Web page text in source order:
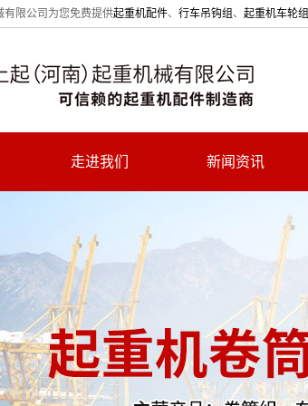
有限公司为您免费提供起重机配件、 行车吊钩组 、 起重机车轮组
走进我们 新闻资讯